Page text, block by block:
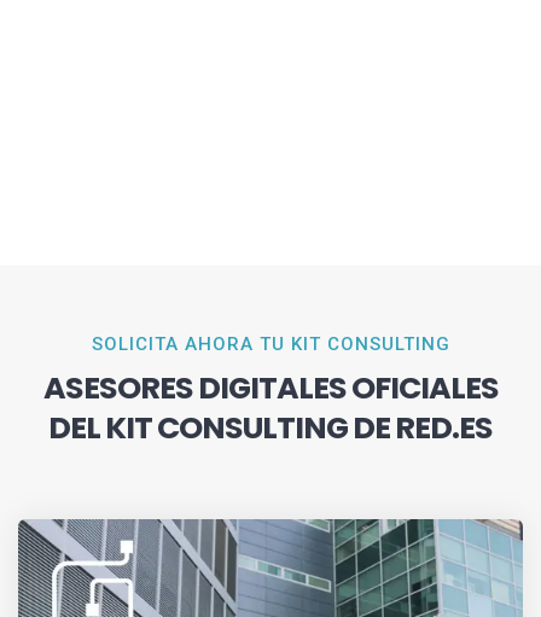
SOLICITA AHORA TU KIT CONSULTING
ASESORES DIGITALES OFICIALES
DEL KIT CONSULTING DE RED.ES